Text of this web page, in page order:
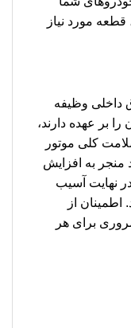
مورد نیاز
داخلی وظیفه
بر عهده دارند،
کلی موتور
منجر به افزایش
نهایت آسیب
از
برای هر